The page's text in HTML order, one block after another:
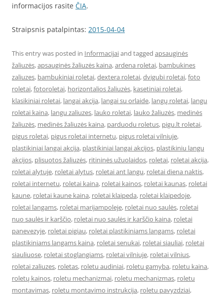
informacijos rasite ČIA.
Straipsnis patalpintas: 2015-04-04
This entry was posted in Informacijaiand tagged apsauginės
žaliuzės,apsauginės žaliuzės kaina,ardena roletai, bambukines
zaliuzes, bambukiniai roletai,dextera roletai,dvigubi roletai,foto
roletai,fotoroletai, horizontalios žaliuzės, kasetiniai roletai,
klasikiniai roletai, langai akcija, langai su orlaide, langų roletai, langu
roletai kaina, langu zaliuzes, lauko roletai, lauko žaliuzės, medinės
žaliuzės, medinės žaliuzės kaina, parduodu roletus, pigu.lt roletai,
pigus roletai, pigus roletai internetu, pigus roletai vilniuje,
plastikiniai langai akcija, plastikiniai langai akcijos, plastikiniu langu
akcijos, plisuotos žaliuzės, ritininės užuolaidos, roletai, roletai akcija,
roletai alytuje, roletai alytus, roletai ant langu, roletai diena naktis,
roletai internetu, roletai kaina, roletai kainos, roletai kaunas, roletai
kaune, roletai kaune kaina, roletai klaipeda, roletai klaipedoje,
roletai langams, roletai marijampoleje, roletai nuo saulės, roletai
nuo saulės ir karščio, roletai nuo saulės ir karščio kaina, roletai
panevezyje, roletai pigiau, roletai plastikiniams langams, roletai
plastikiniams langams kaina, roletai senukai, roletai siauliai, roletai
siauliuose, roletai stoglangiams, roletai vilniuje, roletai vilnius,
roletai zaliuzes, roletas, roletu audiniai, roletu gamyba, roletu kaina,
roletų kainos, roletu mechanizmai, roletu mechanizmas, roletu
montavimas, roletu montavimo instrukcija, roletu pavyzdziai,